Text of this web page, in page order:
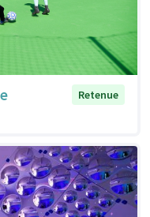
Retenue